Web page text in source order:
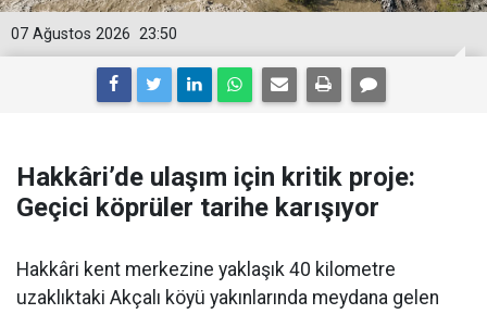
23:50
07 Ağustos 2026
Hakkâri’de ulaşım için kritik proje:
Geçici köprüler tarihe karışıyor
Hakkâri kent merkezine yaklaşık 40 kilometre
uzaklıktaki Akçalı köyü yakınlarında meydana gelen